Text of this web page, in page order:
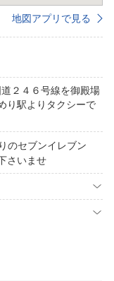
地図アプリで見る
２４６号線を御殿場
り駅よりタクシーで
のセブンイレブン
さいませ